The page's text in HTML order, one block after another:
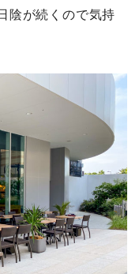
陰が続くので気持